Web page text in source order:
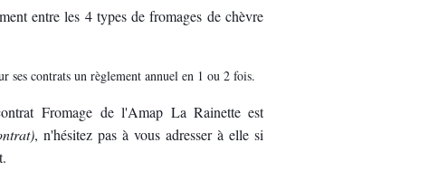
entre les 4 types de fromages de chèvre
ses contrats un règlement annuel en 1 ou 2 fois.
Fromage de l'Amap La Rainette est
, n'hésitez pas à vous adresser à elle si